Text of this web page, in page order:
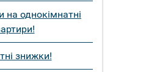
на однокімнатні
знижки!